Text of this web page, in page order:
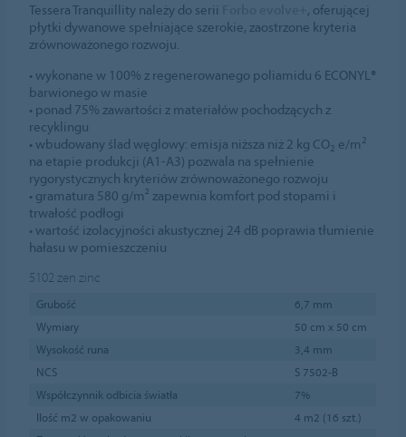
Tessera Tranquillity należy do serii
, oferującej
płytki dywanowe spełniające szerokie, zaostrzone kryteria
zrównoważonego rozwoju.
• wykonane w 100% z regenerowanego poliamidu 6 ECONYL®
barwionego w masie
• ponad 75% zawartości z materiałów pochodzących z
recyklingu
• wbudowany ślad węglowy: emisja niższa niż 2 kg CO2 e/m 2
na etapie produkcji (A1-A3) pozwala na spełnienie
rygorystycznych kryteriów zrównoważonego rozwoju
• gramatura 580 g/m² zapewnia komfort pod stopami i
trwałość podłogi
• wartość izolacyjności akustycznej 24 dB poprawia tłumienie
hałasu w pomieszczeniu
5102 zen zinc
Grubość
6,7 mm
Wymiary
50 cm x 50 cm
Wysokość runa
3,4 mm
NCS
S 7502-B
Współczynnik odbicia światła
7%
Ilość m2 w opakowaniu
4 m2 (16 szt.)